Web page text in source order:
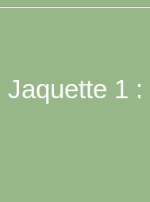
Jaquette 1 :